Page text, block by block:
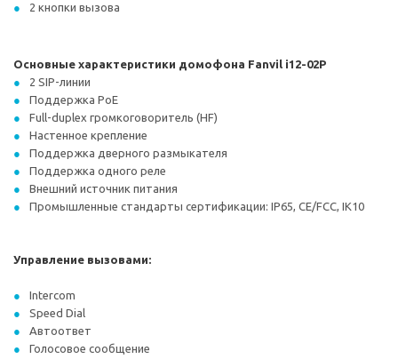
2 кнопки вызова
Основные характеристики домофона Fanvil i12-02P
2 SIP-линии
Поддержка PoE
Full-duplex громкоговоритель (HF)
Настенное крепление
Поддержка дверного размыкателя
Поддержка одного реле
Внешний источник питания
Промышленные стандарты сертификации: IP65, CE/FCC, IK10
Управление вызовами:
Intercom
Speed Dial
Автоответ
Голосовое сообщение